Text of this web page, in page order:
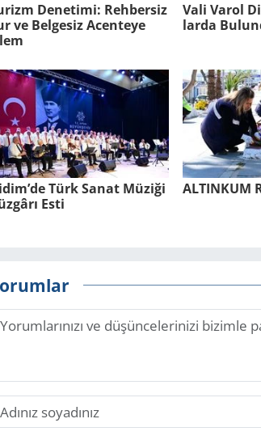
De­ne­ti­mi: Reh­ber­siz
ve Bel­ge­siz Acen­te­ye
Vali Varol
lar­da
Türk Sanat Mü­zi­ği
Esti
AL­TIN­KUM